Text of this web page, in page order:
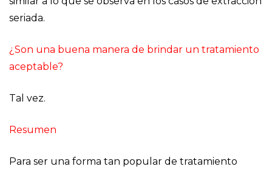
seriada.
¿Son una buena manera de brindar un tratamiento
aceptable?
Tal vez.
Resumen
Para ser una forma tan popular de tratamiento